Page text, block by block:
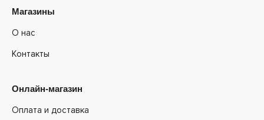
Магазины
О нас
Контакты
Онлайн-магазин
Оплата и доставка